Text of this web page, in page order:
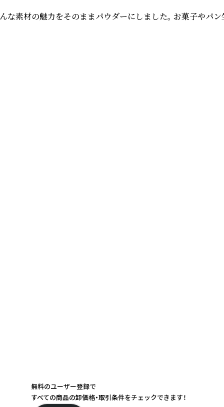
素材の魅力をそのままパウダーにしました。 お菓子
無料のユーザー登録で
すべての商品の卸価格・取引条件をチェックできます！